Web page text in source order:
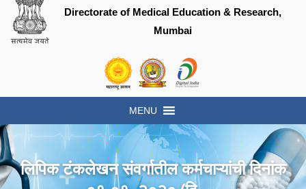
Directorate of Medical Education & Research,
Mumbai
Visit the Government of Maharashtra
Visit the Directorate of
MENU
लिपिक टंकलेखन संवर्गातील कर्मचाऱ्यांची दिनांक